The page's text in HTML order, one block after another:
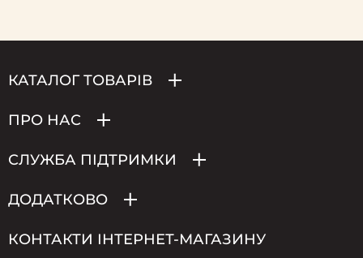
КАТАЛОГ ТОВАРІВ
ПРО НАС
СЛУЖБА ПІДТРИМКИ
ДОДАТКОВО
КОНТАКТИ ІНТЕРНЕТ-МАГАЗИНУ